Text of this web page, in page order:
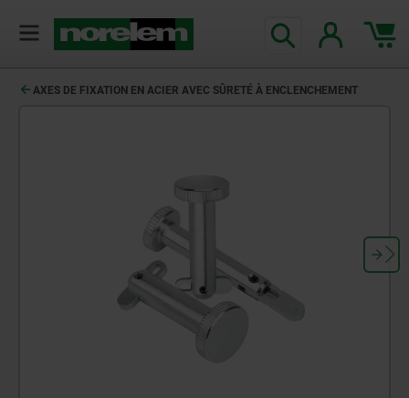
AXES DE FIXATION EN ACIER AVEC SÛRETÉ À ENCLENCHEMENT